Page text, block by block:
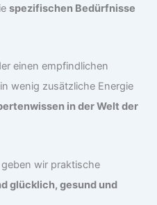
spezifischen Bedürfnisse
einen empfindlichen
wenig zusätzliche Energie
in der Welt der
geben wir praktische
glücklich, gesund und